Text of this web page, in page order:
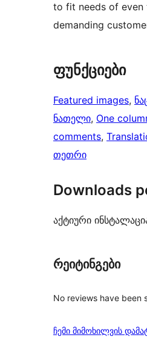
to fit needs of even
demanding
ფუნქციები
Featured images,
ნათელი, One
comments,
თეთრი
Downloads
აქტიური
რეიტინგები
No reviews have been
ჩემი მიმოხილვის